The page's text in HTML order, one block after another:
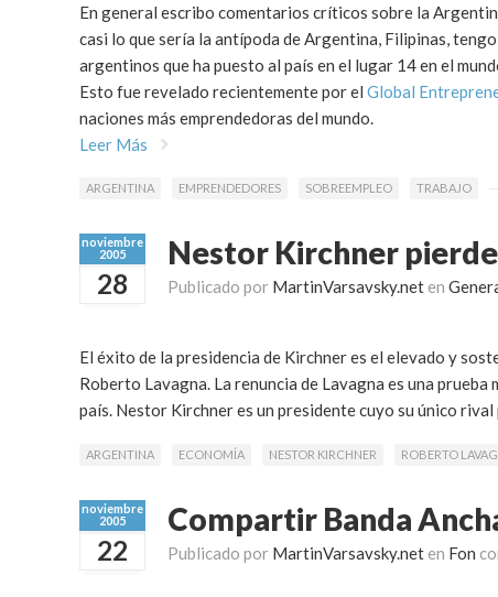
En general escribo comentarios críticos sobre la
casi lo que sería la antípoda de Argentina, Filipinas,
argentinos que ha puesto al país en el lugar 14 en el
Esto fue revelado recientemente por el Global
naciones más emprendedoras del mundo.
Leer Más
ARGENTINA EMPRENDEDORES SOBREEMPLEO TRABAJO
noviembre
2005
28
Nestor Kirchner
Publicado por MartinVarsavsky.net en
El éxito de la presidencia de Kirchner es el elevado y
Roberto Lavagna. La renuncia de Lavagna es una
país. Nestor Kirchner es un presidente cuyo su único
ARGENTINA ECONOMÍA NESTOR KIRCHNER ROBERTO
noviembre
2005
22
Compartir Banda
Publicado por MartinVarsavsky.net en Fon